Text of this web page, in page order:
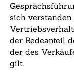
sich
der Redeanteil
der des
gilt.